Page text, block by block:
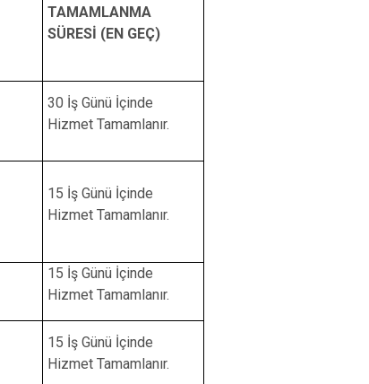
TAMAMLANMA
SÜRESİ (EN GEÇ)
30 İş Günü İçinde
Hizmet Tamamlanır.
15 İş Günü İçinde
Hizmet Tamamlanır.
15 İş Günü İçinde
Hizmet Tamamlanır.
15 İş Günü İçinde
Hizmet Tamamlanır.